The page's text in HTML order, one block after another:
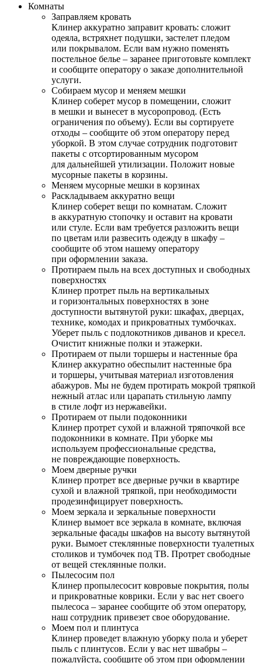
Комнаты
Заправляем кровать
Клинер аккуратно заправит кровать: сложит
одеяла, встряхнет подушки, застелет пледом
или покрывалом. Если вам нужно поменять
постельное белье – заранее приготовьте комплект
и сообщите оператору о заказе дополнительной
услуги.
Собираем мусор и меняем мешки
Клинер соберет мусор в помещении, сложит
в мешки и вынесет в мусоропровод. (Есть
ограничения по объему). Если вы сортируете
отходы – сообщите об этом оператору перед
уборкой. В этом случае сотрудник подготовит
пакеты с отсортированным мусором
для дальнейшей утилизации. Положит новые
мусорные пакеты в корзины.
Меняем мусорные мешки в корзинах
Раскладываем аккуратно вещи
Клинер соберет вещи по комнатам. Сложит
в аккуратную стопочку и оставит на кровати
или стуле. Если вам требуется разложить вещи
по цветам или развесить одежду в шкафу –
сообщите об этом нашему оператору
при оформлении заказа.
Протираем пыль на всех доступных и свободных
поверхностях
Клинер протрет пыль на вертикальных
и горизонтальных поверхностях в зоне
доступности вытянутой руки: шкафах, дверцах,
технике, комодах и прикроватных тумбочках.
Уберет пыль с подлокотников диванов и кресел.
Очистит книжные полки и этажерки.
Протираем от пыли торшеры и настенные бра
Клинер аккуратно обеспылит настенные бра
и торшеры, учитывая материал изготовления
абажуров. Мы не будем протирать мокрой тряпкой
нежный атлас или царапать стильную лампу
в стиле лофт из нержавейки.
Протираем от пыли подоконники
Клинер протрет сухой и влажной тряпочкой все
подоконники в комнате. При уборке мы
используем профессиональные средства,
не повреждающие поверхность.
Моем дверные ручки
Клинер протрет все дверные ручки в квартире
сухой и влажной тряпкой, при необходимости
продезинфицирует поверхность.
Моем зеркала и зеркальные поверхности
Клинер вымоет все зеркала в комнате, включая
зеркальные фасады шкафов на высоту вытянутой
руки. Вымоет стеклянные поверхности туалетных
столиков и тумбочек под ТВ. Протрет свободные
от вещей стеклянные полки.
Пылесосим пол
Клинер пропылесосит ковровые покрытия, полы
и прикроватные коврики. Если у вас нет своего
пылесоса – заранее сообщите об этом оператору,
наш сотрудник привезет свое оборудование.
Моем пол и плинтуса
Клинер проведет влажную уборку пола и уберет
пыль с плинтусов. Если у вас нет швабры –
пожалуйста, сообщите об этом при оформлении